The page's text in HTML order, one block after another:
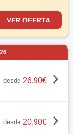
VER OFERTA
desde 26,90€
desde 20,90€